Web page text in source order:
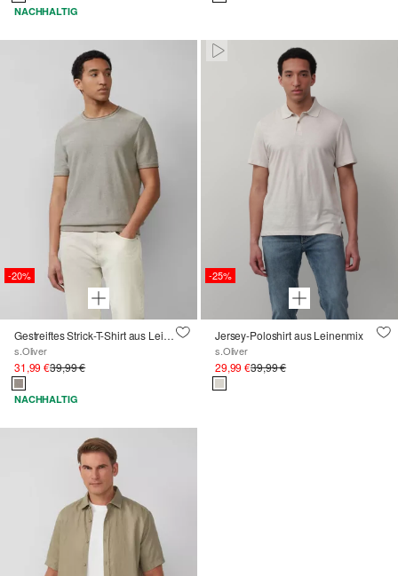
NACHHALTIG
-20%
Gestreiftes Strick-T-Shirt aus Leinenmix
s.Oliver
31,99 €39,99 €
NACHHALTIG
Pausiert • Stumm
-25%
Jersey-Poloshirt aus Leinenmix
s.Oliver
29,99 €39,99 €